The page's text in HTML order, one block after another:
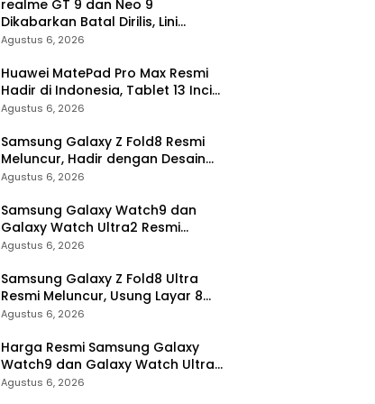
realme GT 9 dan Neo 9
Dikabarkan Batal Dirilis, Lini
Flagship realme Terancam
Agustus 6, 2026
Huawei MatePad Pro Max Resmi
Hadir di Indonesia, Tablet 13 Inci
Tertipis dan Teringan
Agustus 6, 2026
Samsung Galaxy Z Fold8 Resmi
Meluncur, Hadir dengan Desain
Lebih Pendek dan Lebar
Agustus 6, 2026
Samsung Galaxy Watch9 dan
Galaxy Watch Ultra2 Resmi
Meluncur, Bawa AI, Snapdragon
Baru
Agustus 6, 2026
Samsung Galaxy Z Fold8 Ultra
Resmi Meluncur, Usung Layar 8
Inci, Kamera 200MP dan
Agustus 6, 2026
Harga Resmi Samsung Galaxy
Watch9 dan Galaxy Watch Ultra2
di Indonesia, Mulai Rp5,9 Jutaan
Agustus 6, 2026